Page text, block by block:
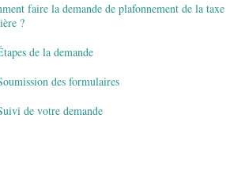
faire la demande de plafonnement de la taxe
?
de la demande
des formulaires
de votre demande